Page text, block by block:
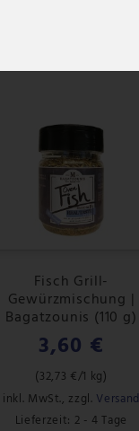
Fisch Grill-
Gewürzmischung |
Bagatzounis (110 g)
3,60 €
(32,73 €/1 kg)
inkl. MwSt., zzgl. Versand
Lieferzeit: 2 - 4 Tage